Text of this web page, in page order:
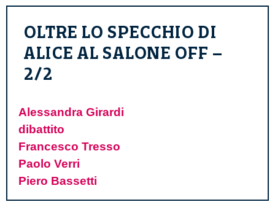
OLTRE LO SPECCHIO DI
ALICE AL SALONE OFF –
2/2
Alessandra Girardi
dibattito
Francesco Tresso
Paolo Verri
Piero Bassetti